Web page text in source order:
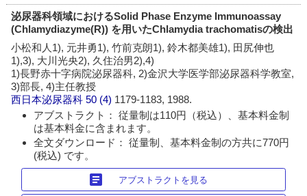
泌尿器科領域におけるSolid Phase Enzyme Immunoassay
(Chlamydiazyme(R)) を用いたChlamydia trachomatisの検出
小松和人1), 元井勇1), 竹前克朗1), 鈴木都美雄1), 田尻伸也
1),3), 大川光央2), 久住治男2),4)
1)長野赤十字病院泌尿器科, 2)金沢大学医学部泌尿器科学教室,
3)部長, 4)主任教授
西日本泌尿器科 50 (4) 1179-1183, 1988.
アブストラクト： 従量制は110円（税込）、基本料金制
は基本料金に含まれます。
全文ダウンロード： 従量制、基本料金制の方共に770円
(税込) です。
article アブストラクトを見る